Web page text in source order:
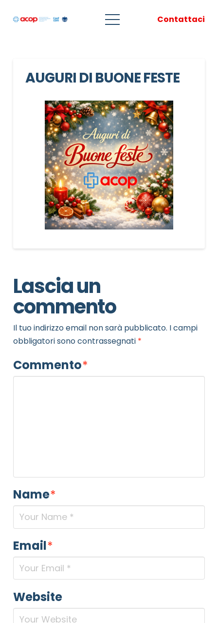
Contattaci
AUGURI DI BUONE FESTE
Lascia un
commento
Il tuo indirizzo email non sarà pubblicato. I campi
obbligatori sono contrassegnati *
Commento*
Name*
Email*
Website